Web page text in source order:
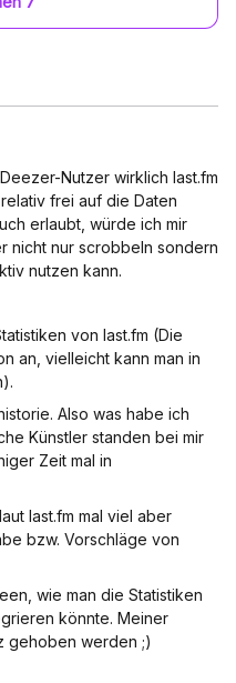
Nutzer wirklich last.fm
frei auf die Daten
erlaubt, würde ich mir
nicht nur scrobbeln sondern
nutzen kann.
von last.fm (Die
an, vielleicht kann man in
Also was habe ich
Künstler standen bei mir
Zeit mal in
last.fm mal viel aber
bzw. Vorschläge von
wie man die Statistiken
könnte. Meiner
gehoben werden ;)